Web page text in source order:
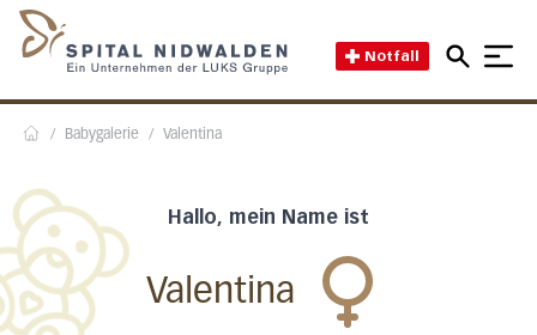
Notfall
/ Babygalerie / Valentina
Hallo, mein Name ist
Valentina